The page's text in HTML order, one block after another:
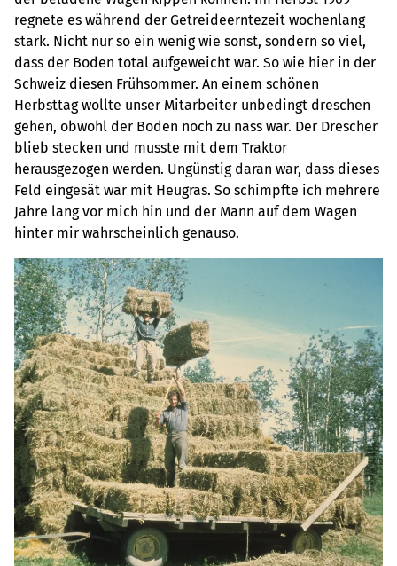
regnete es während der Getreideerntezeit wochenlang
stark. Nicht nur so ein wenig wie sonst, sondern so viel,
dass der Boden total aufgeweicht war. So wie hier in der
Schweiz diesen Frühsommer. An einem schönen
Herbsttag wollte unser Mitarbeiter unbedingt dreschen
gehen, obwohl der Boden noch zu nass war. Der Drescher
blieb stecken und musste mit dem Traktor
herausgezogen werden. Ungünstig daran war, dass dieses
Feld eingesät war mit Heugras. So schimpfte ich mehrere
Jahre lang vor mich hin und der Mann auf dem Wagen
hinter mir wahrscheinlich genauso.